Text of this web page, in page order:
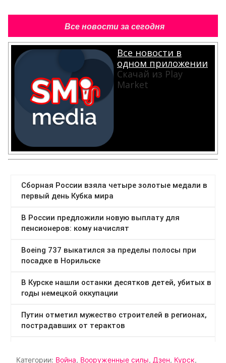
Все новости за сегодня
Все новости в
одном приложении
Скачай из Play
Market
Категории: Война, Вооруженные силы, Дзен, Курск,